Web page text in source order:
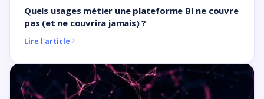
Quels usages métier une plateforme BI ne couvre
pas (et ne couvrira jamais) ?
Lire l'article